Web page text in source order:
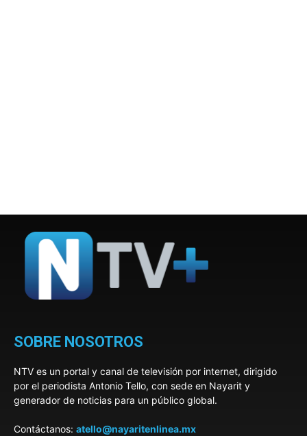
SOBRE NOSOTROS
NTV es un portal y canal de televisión por internet, dirigido
por el periodista Antonio Tello, con sede en Nayarit y
generador de noticias para un público global.
Contáctanos: atello@nayaritenlinea.mx